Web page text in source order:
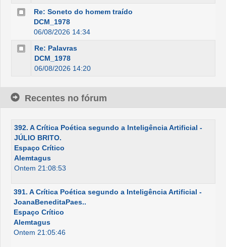
Re: Soneto do homem traído
DCM_1978
06/08/2026 14:34
Re: Palavras
DCM_1978
06/08/2026 14:20
Recentes no fórum
392. A Crítica Poética segundo a Inteligência Artificial -
JÚLIO BRITO.
Espaço Crítico
Alemtagus
Ontem 21:08:53
391. A Crítica Poética segundo a Inteligência Artificial -
JoanaBeneditaPaes..
Espaço Crítico
Alemtagus
Ontem 21:05:46